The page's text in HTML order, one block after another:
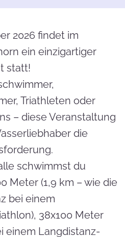
2026 findet im
ein einzigartiger
statt!
Triathleten oder
– diese Veranstaltung
die
schwimmst du
Meter (1,9 km – wie die
bei einem
38x100 Meter
einem Langdistanz-